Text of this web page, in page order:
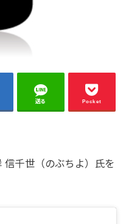
送る Pocket
信千世（のぶちよ）氏を